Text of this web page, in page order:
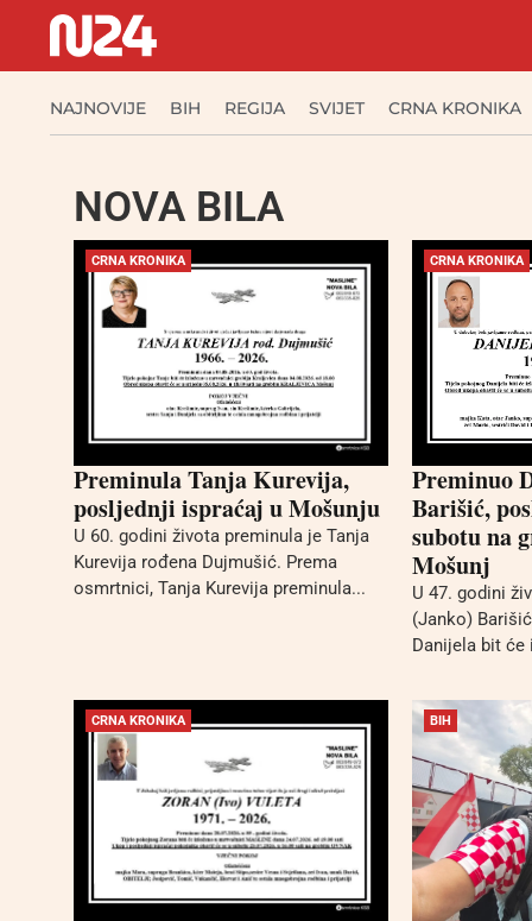
NAJNOVIJE BIH REGIJA SVIJET CRNA KRONIKA
NOVA BILA
CRNA KRONIKA
Preminula Tanja Kurevija,
posljednji ispraćaj u Mošunju
U 60. godini života preminula je Tanja
Kurevija rođena Dujmušić. Prema
osmrtnici, Tanja Kurevija preminula...
CRNA KRONIKA
Preminuo
Barišić,
subotu na
Mošunj
U 47. godini
(Janko)
Danijela bit će
CRNA KRONIKA BIH